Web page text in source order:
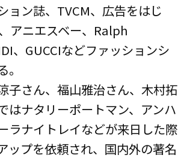
ョン誌、TVCM、広告をはじ
アニエスベー、Ralph
、GUCCIなどファッションシ
子さん、福山雅治さん、木村拓
はナタリーポートマン、アンハ
ラナイトレイなどが来日した際
ップを依頼され、国内外の著名